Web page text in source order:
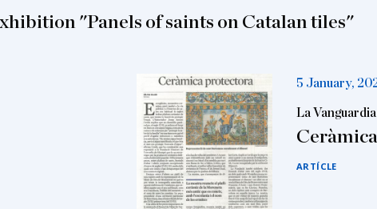
"Panels of saints on Catalan tiles"
5 January,
La Vanguardia
ARTÍCLE